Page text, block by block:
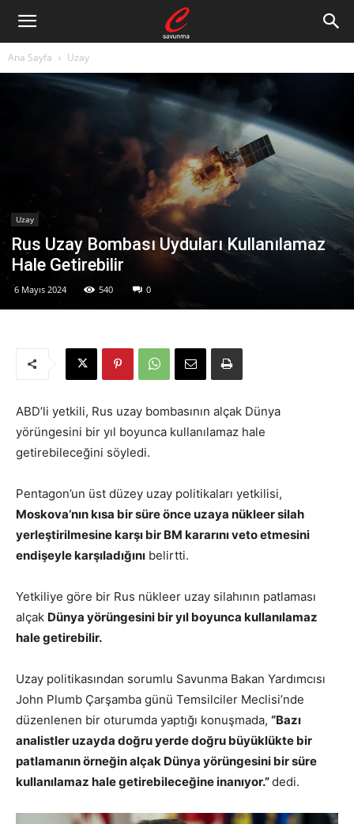
Ana Sayfa Uzay
Uzay
Rus Uzay Bombası Uyduları Kullanılamaz
Hale Getirebilir
6 Mayıs 2024 540 0
ABD’li yetkili, Rus uzay bombasının alçak Dünya
yörüngesini bir yıl boyunca kullanılamaz hale
getirebileceğini söyledi.
Pentagon’un üst düzey uzay politikaları yetkilisi,
Moskova’nın kısa bir süre önce uzaya nükleer silah
yerleştirilmesine karşı bir BM kararını veto etmesini
endişeyle karşıladığını belirtti.
Yetkiliye göre bir Rus nükleer uzay silahının patlaması
alçak Dünya yörüngesini bir yıl boyunca kullanılamaz
hale getirebilir.
Uzay politikasından sorumlu Savunma Bakan Yardımcısı
John Plumb Çarşamba günü Temsilciler Meclisi’nde
düzenlenen bir oturumda yaptığı konuşmada, “Bazı
analistler uzayda doğru yerde doğru büyüklükte bir
patlamanın örneğin alçak Dünya yörüngesini bir süre
kullanılamaz hale getirebileceğine inanıyor.”dedi.